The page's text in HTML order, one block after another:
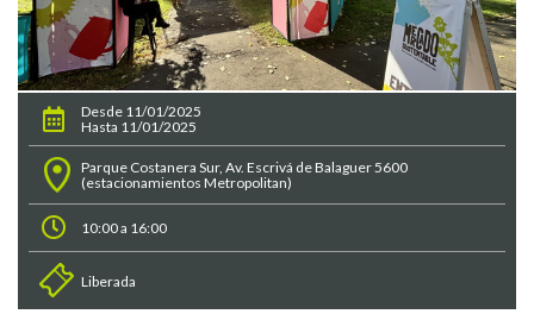
Desde 11/01/2025
Hasta 11/01/2025
Parque Costanera Sur, Av. Escrivá de Balaguer 5600
(estacionamientos Metropolitan)
10:00 a 16:00
Liberada